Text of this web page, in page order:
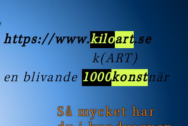
https://www.kiloart.se
k(ART)
en blivande 1000konstnär
Så mycket har